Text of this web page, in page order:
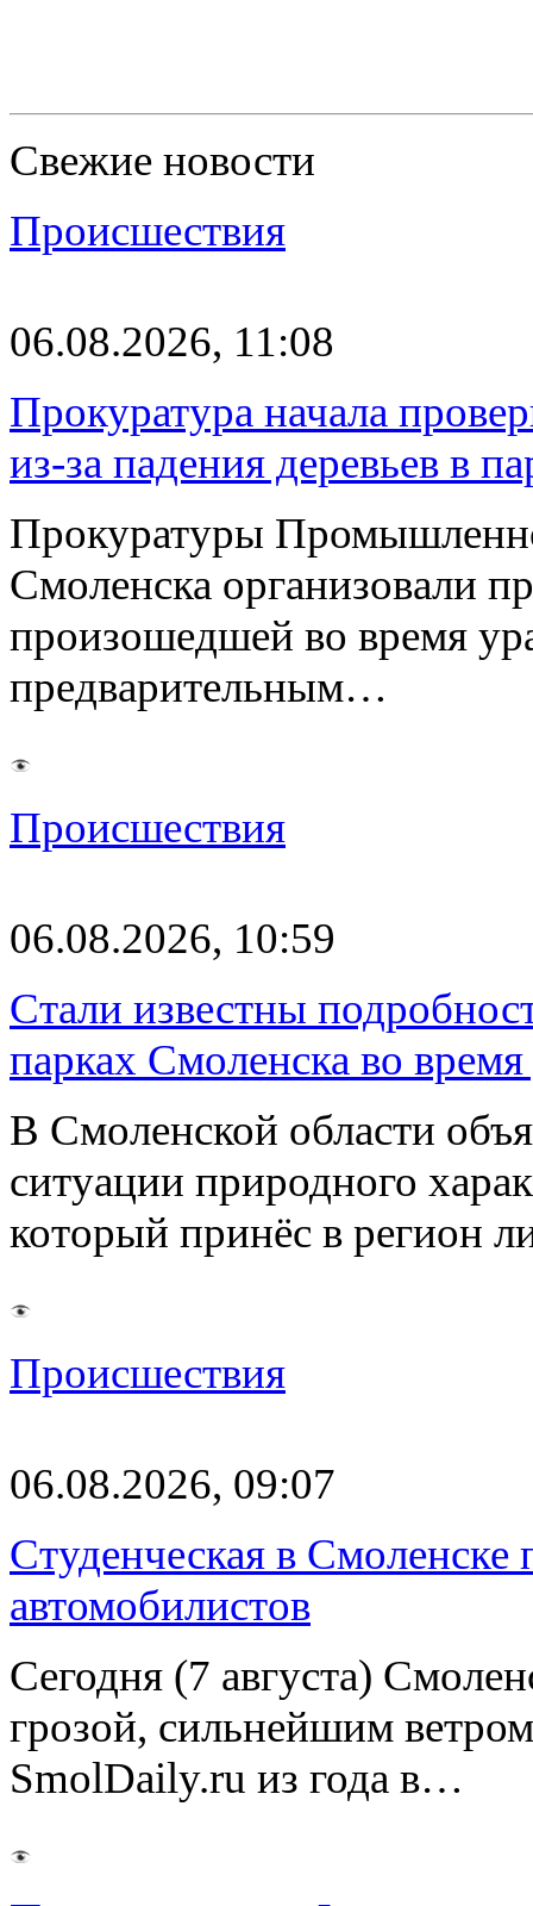
Свежие новости
Происшествия
06.08.2026, 11:08
Прокуратура начала
из-за падения деревьев в
Прокуратуры
Смоленска организовали
произошедшей во время
предварительным…
Происшествия
06.08.2026, 10:59
Стали известны
парках Смоленска во
В Смоленской области
ситуации природного
который принёс в регион
Происшествия
06.08.2026, 09:07
Студенческая в Смоленске
автомобилистов
Сегодня (7 августа)
грозой, сильнейшим
SmolDaily.ru из года в…